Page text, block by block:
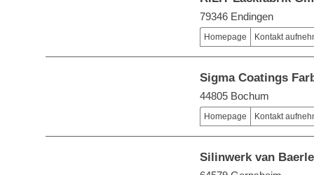
79346 Endingen
Homepage Kontakt
Sigma Coatings
44805 Bochum
Homepage Kontakt
Silinwerk van